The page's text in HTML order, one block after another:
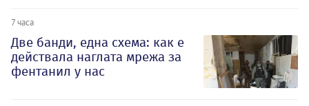
7 часа
Две банди, една схема: как е
действала наглата мрежа за
фентанил у нас